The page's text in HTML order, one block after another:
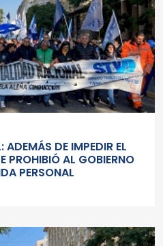
DE IMPEDIR EL
PROHIBIÓ AL GOBIERNO
PERSONAL